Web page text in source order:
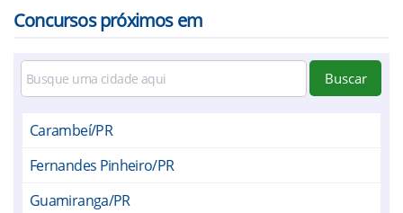
Concursos próximos em
Buscar
Carambeí/PR
Fernandes Pinheiro/PR
Guamiranga/PR